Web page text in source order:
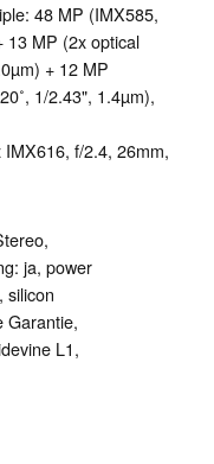
48 MP (IMX585,
13 MP (2x optical
+ 12 MP
1/2.43", 1.4µm),
f/2.4, 26mm,
ja, power
silicon
Garantie,
L1,